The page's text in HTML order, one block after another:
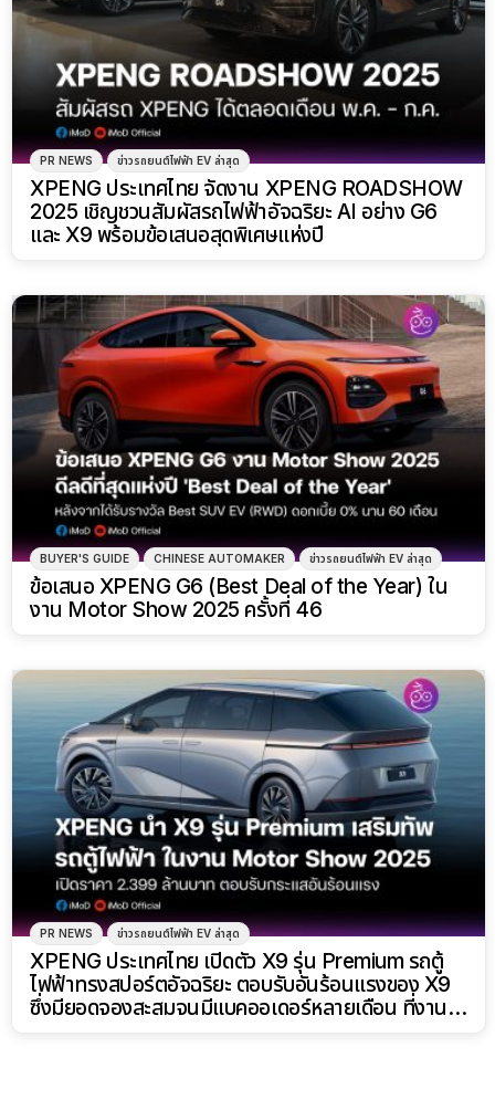
PR NEWS ข่าวรถยนต์ไฟฟ้า EV ล่าสุด
XPENG ประเทศไทย จัดงาน XPENG ROADSHOW
2025 เชิญชวนสัมผัสรถไฟฟ้าอัจฉริยะ AI อย่าง G6
และ X9 พร้อมข้อเสนอสุดพิเศษแห่งปี
BUYER'S GUIDE CHINESE AUTOMAKER ข่าวรถยนต์ไฟฟ้า EV ล่าสุด
ข้อเสนอ XPENG G6 (Best Deal of the Year) ใน
งาน Motor Show 2025 ครั้งที่ 46
PR NEWS ข่าวรถยนต์ไฟฟ้า EV ล่าสุด
XPENG ประเทศไทย เปิดตัว X9 รุ่น Premium รถตู้
ไฟฟ้าทรงสปอร์ตอัจฉริยะ ตอบรับอันร้อนแรงของ X9
ซึ่งมียอดจองสะสมจนมีแบคออเดอร์หลายเดือน ที่งาน